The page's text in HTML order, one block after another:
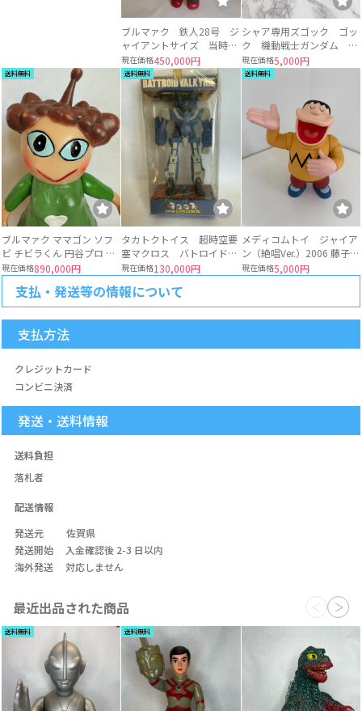
ブルマァク 鉄人28号 ジ
ャイアントサイズ 当時物
(1970年代) ソフビ 約36
センチ
現在価格450,000円
送料無料
ブルマァク ママゴン ソフ
ビ チビラくん 円谷プロ マ
ルサン
現在価格890,000円
送料無料
タカトクトイス 超時空要
塞マクロス バトロイド・
バルキリー ブルー色
VF-1J ビックウエスト
ソフビ 日本製
現在価格130,000円
シャア専用ズゴック ゴッ
ク 機動戦士ガンダム ソ
フビ フィギュア 2体セ
ット
現在価格5,000円
送料無料
メディコムトイ ジャイア
ン（絶唱Ver.）2006 藤子プ
ロ 心の友よ‼︎
現在価格5,000円
支払・発送等の情報について
支払方法
クレジットカード
コンビニ決済
発送・送料情報
送料負担
落札者
配送情報
発送元
佐賀県
発送開始
入金確認後 2-3 日以内
海外発送
対応しません
最近出品された商品
送料無料 送料無料